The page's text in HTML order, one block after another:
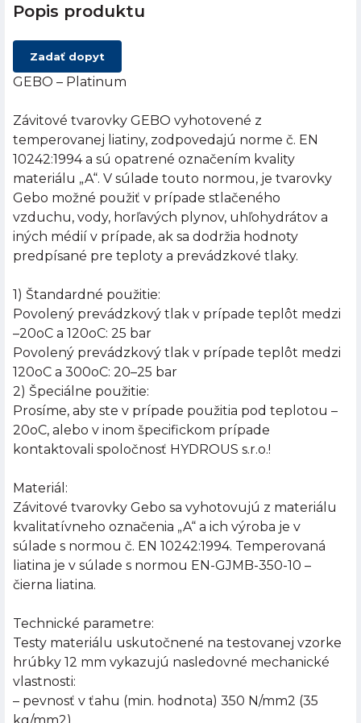
Popis produktu
Zadať dopyt
GEBO – Platinum
Závitové tvarovky GEBO vyhotovené z
temperovanej liatiny, zodpovedajú norme č. EN
10242:1994 a sú opatrené označením kvality
materiálu „A“. V súlade touto normou, je tvarovky
Gebo možné použiť v prípade stlačeného
vzduchu, vody, horľavých plynov, uhľohydrátov a
iných médií v prípade, ak sa dodržia hodnoty
predpísané pre teploty a prevádzkové tlaky.
1) Štandardné použitie:
Povolený prevádzkový tlak v prípade teplôt medzi
–20oC a 120oC: 25 bar
Povolený prevádzkový tlak v prípade teplôt medzi
120oC a 300oC: 20–25 bar
2) Špeciálne použitie:
Prosíme, aby ste v prípade použitia pod teplotou –
20oC, alebo v inom špecifickom prípade
kontaktovali spoločnosť HYDROUS s.r.o.!
Materiál:
Závitové tvarovky Gebo sa vyhotovujú z materiálu
kvalitatívneho označenia „A“ a ich výroba je v
súlade s normou č. EN 10242:1994. Temperovaná
liatina je v súlade s normou EN-GJMB-350-10 –
čierna liatina.
Technické parametre:
Testy materiálu uskutočnené na testovanej vzorke
hrúbky 12 mm vykazujú nasledovné mechanické
vlastnosti:
– pevnosť v ťahu (min. hodnota) 350 N/mm2 (35